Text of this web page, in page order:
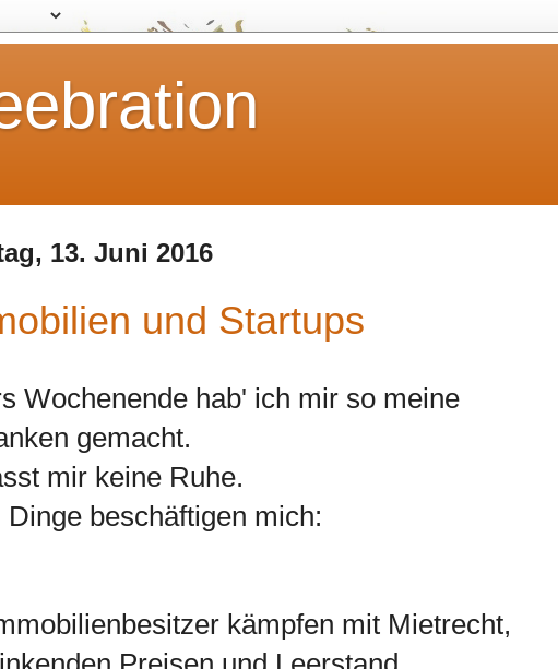
13. Juni 2016
und Startups
Wochenende hab' ich mir so meine
gemacht.
mir keine Ruhe.
Dinge beschäftigen mich:
kämpfen mit Mietrecht,